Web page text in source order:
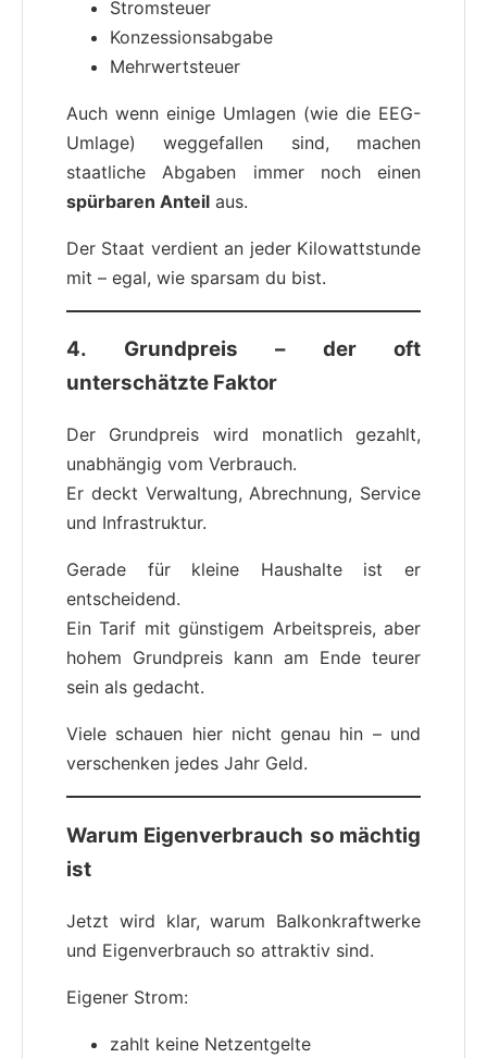
Stromsteuer
Konzessionsabgabe
Mehrwertsteuer
Auch wenn einige Umlagen (wie die EEG-
Umlage) weggefallen sind, machen
staatliche Abgaben immer noch einen
spürbaren Anteil aus.
Der Staat verdient an jeder Kilowattstunde
mit – egal, wie sparsam du bist.
4. Grundpreis – der oft
unterschätzte Faktor
Der Grundpreis wird monatlich gezahlt,
unabhängig vom Verbrauch.
Er deckt Verwaltung, Abrechnung, Service
und Infrastruktur.
Gerade für kleine Haushalte ist er
entscheidend.
Ein Tarif mit günstigem Arbeitspreis, aber
hohem Grundpreis kann am Ende teurer
sein als gedacht.
Viele schauen hier nicht genau hin – und
verschenken jedes Jahr Geld.
Warum Eigenverbrauch so mächtig
ist
Jetzt wird klar, warum Balkonkraftwerke
und Eigenverbrauch so attraktiv sind.
Eigener Strom:
zahlt keine Netzentgelte